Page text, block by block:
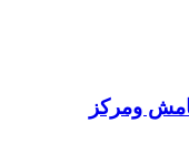
ومركز